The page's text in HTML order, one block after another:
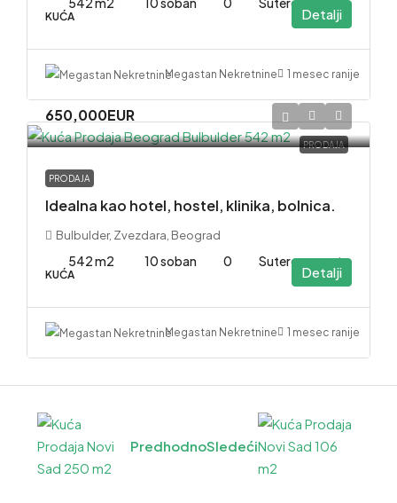
KUĆA Detalji
Megastan Nekretnine 1 mesec ranije
PRODAJA
650,000EUR
PRODAJA
Idealna kao hotel, hostel, klinika, bolnica.
Bulbulder, Zvezdara, Beograd
542 m2 10 soban 0 Suteren. sprat
KUĆA Detalji
Megastan Nekretnine 1 mesec ranije
PredhodnoSledeći